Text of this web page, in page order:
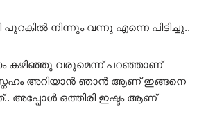
പുറകിൽ നിന്നും വന്നു എന്നെ പിടിച്ചു..
കഴിഞ്ഞു വരുമെന്ന് പറഞ്ഞാണ്
അറിയാൻ ഞാൻ ആണ് ഇങ്ങനെ
അപ്പോൾ ഒത്തിരി ഇഷ്ടം ആണ്